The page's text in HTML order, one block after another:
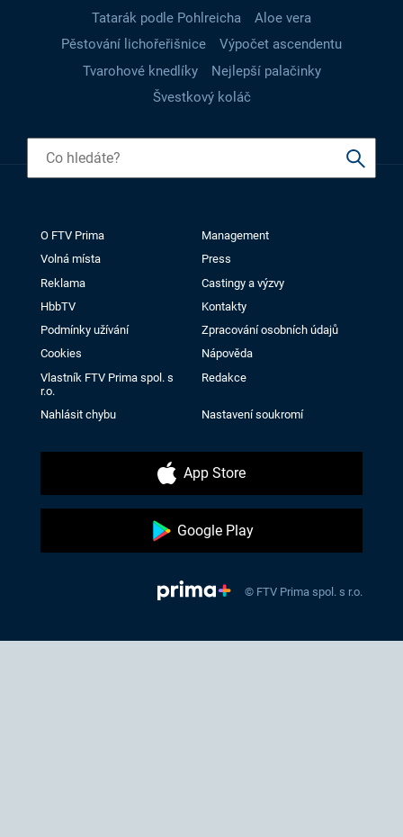
Tatarák podle Pohlreicha
Aloe vera
Pěstování lichořeřišnice
Výpočet ascendentu
Tvarohové knedlíky
Nejlepší palačinky
Švestkový koláč
O FTV Prima
Management
Volná místa
Press
Reklama
Castingy a výzvy
HbbTV
Kontakty
Podmínky užívání
Zpracování osobních údajů
Cookies
Nápověda
Vlastník FTV Prima spol. s
r.o.
Redakce
Nahlásit chybu Nastavení soukromí
App Store
Google Play
© FTV Prima spol. s r.o.